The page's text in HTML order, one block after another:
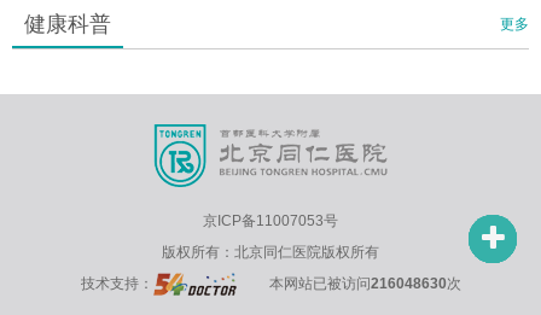
更多
健康科普
京ICP备11007053号
版权所有：北京同仁医院版权所有
技术支持：
本网站已被访问216048630次